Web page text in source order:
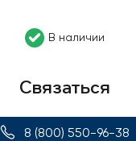
В наличии
Связаться
8 (800) 550-96-38